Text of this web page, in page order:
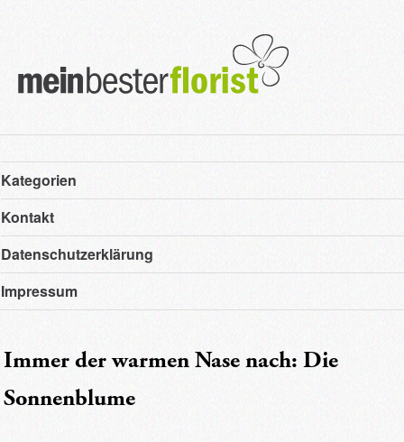
Hauptmenü
Zum
primären
Inhalt
springen
Zum
sekundären
Inhalt
springen
Kategorien
Kontakt
Datenschutzerklärung
Impressum
Immer der warmen Nase nach: Die
Sonnenblume
Beitragsnavigation